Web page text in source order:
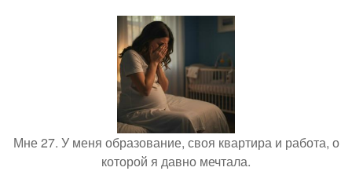
Мне 27. У меня образование, своя квартира и работа, о
которой я давно мечтала.